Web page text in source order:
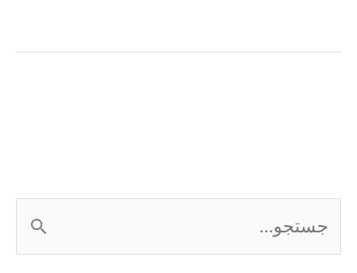
از
متلب
MATLAB
س